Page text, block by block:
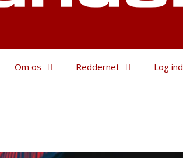
Om os Reddernet Log ind